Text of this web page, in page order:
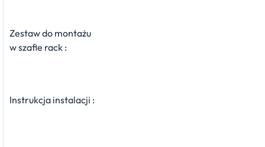
Zestaw do montażu
w szafie rack :
Instrukcja instalacji :